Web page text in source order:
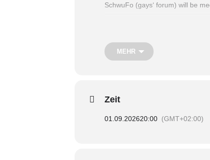
SchwuFo (gays‘ forum) will be
MEHR
Zeit
01.09.202620:00 (GMT+02:00)